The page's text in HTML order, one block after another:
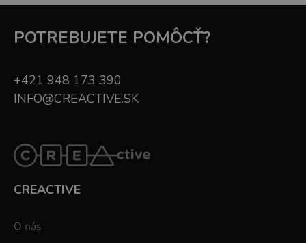
POTREBUJETE POMÔCŤ?
+421 948 173 390
INFO@CREACTIVE.SK
CREACTIVE
O nás